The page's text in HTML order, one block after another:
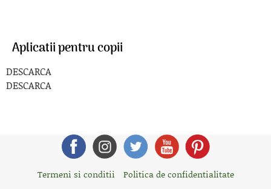
Aplicatii pentru copii
DESCARCA
DESCARCA
Termeni si conditii
Politica de confidentialitate